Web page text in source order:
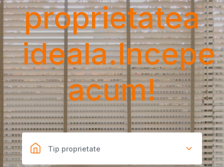
proprietatea
ideala.Incepe
acum!
Tip proprietate